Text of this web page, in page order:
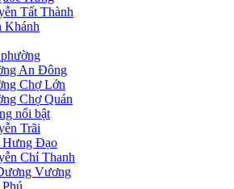
Tất Thành
Khánh
An Đông
Chợ Lớn
Chợ Quán
nổi bật
Trãi
Hưng Đạo
Chí Thanh
Vương